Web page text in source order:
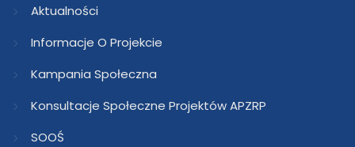
Aktualności
Informacje O Projekcie
Kampania Społeczna
Konsultacje Społeczne Projektów APZRP
SOOŚ